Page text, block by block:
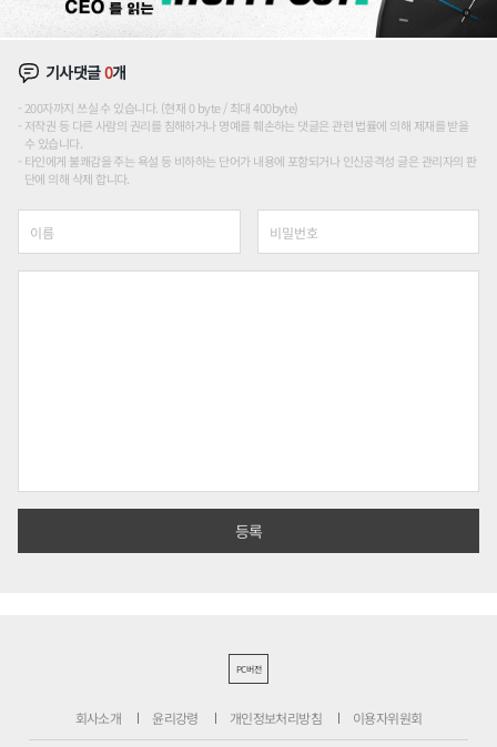
기사댓글0개
200자까지 쓰실 수 있습니다. (현재 0 byte / 최대 400byte)
저작권 등 다른 사람의 권리를 침해하거나 명예를 훼손하는 댓글은 관련 법률에 의해 제재를 받을
수 있습니다.
타인에게 불쾌감을 주는 욕설 등 비하하는 단어가 내용에 포함되거나 인신공격성 글은 관리자의 판
단에 의해 삭제 합니다.
PC버전
회사소개 윤리강령 개인정보처리방침 이용자위원회